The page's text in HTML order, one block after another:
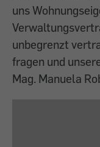
uns
unbegrenzt
fragen und
Mag. Manuela